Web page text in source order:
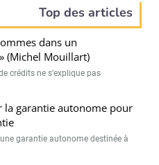
Top des articles
dans un
(Michel Mouillart)
crédits ne s’explique pas
la garantie autonome pour
garantie autonome destinée à